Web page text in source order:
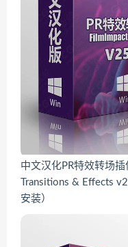
中文汉化PR特效转场
Transitions & Effects
安装）